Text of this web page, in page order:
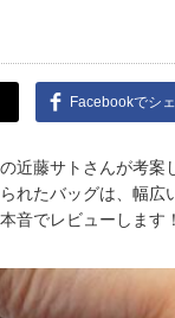
Facebookでシ
近藤サトさんが考
れたバッグは、幅
音でレビューします！